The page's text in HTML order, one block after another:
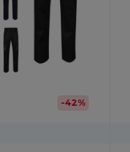
-42%